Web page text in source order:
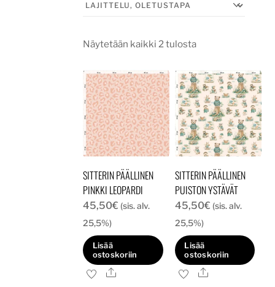
Näytetään kaikki 2 tulosta
SITTERIN PÄÄLLINEN
PINKKI LEOPARDI
45,50€ (sis. alv.
25,5%)
Lisää
ostoskoriin
Ale
SITTERIN PÄÄLLINEN
PUISTON YSTÄVÄT
45,50€ (sis. alv.
25,5%)
Lisää
ostoskoriin
Ale